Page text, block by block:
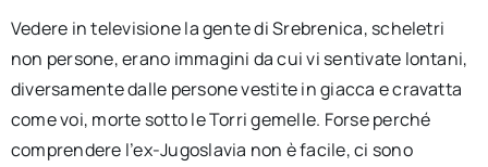
Vedere in televisione la gente di Srebrenica, scheletri
non persone, erano immagini da cui vi sentivate lontani,
diversamente dalle persone vestite in giacca e cravatta
come voi, morte sotto le Torri gemelle. Forse perché
comprendere l’ex-Jugoslavia non è facile, ci sono